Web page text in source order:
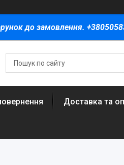
до замовлення.
Доставка та